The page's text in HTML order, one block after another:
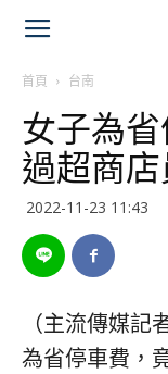
首頁 台南
女子為
過超商店
2022-11-23 11:43
（主流傳媒記
為省停車費，